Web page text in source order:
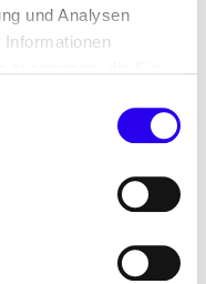
und Analysen
zur Verfügung.